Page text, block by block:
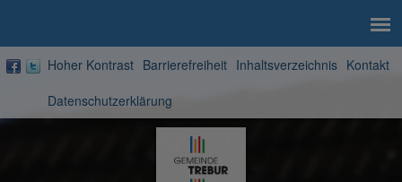
Hoher Kontrast Barrierefreiheit Inhaltsverzeichnis Kontakt
Datenschutzerklärung
Zur
Startseite